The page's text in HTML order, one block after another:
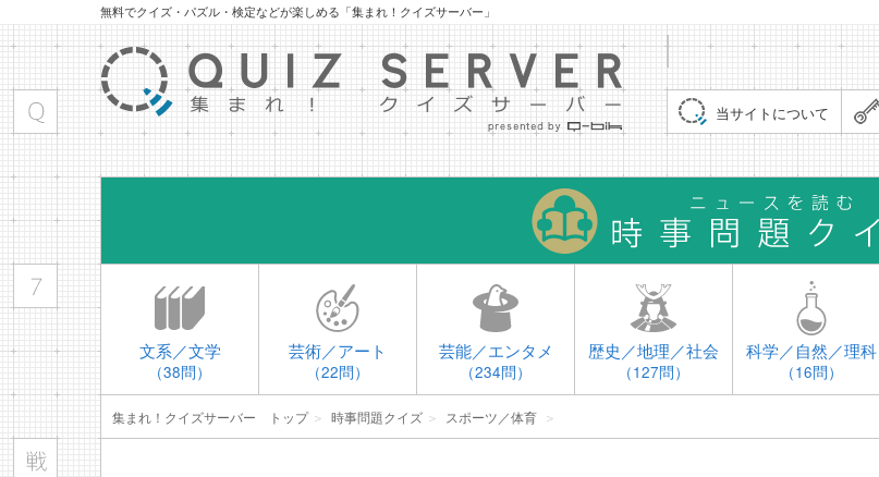
無料でクイズ・パズル・検定などが楽しめる「集まれ！クイズサーバー」
当サイトについて
文系／文学
（38問）
芸術／アート
（22問）
芸能／エンタメ
（234問）
歴史／地理／社会
（127問）
科学／自然／理科
（16問）
集まれ！クイズサーバー トップ＞ 時事問題クイズ ＞ スポーツ／体育 ＞